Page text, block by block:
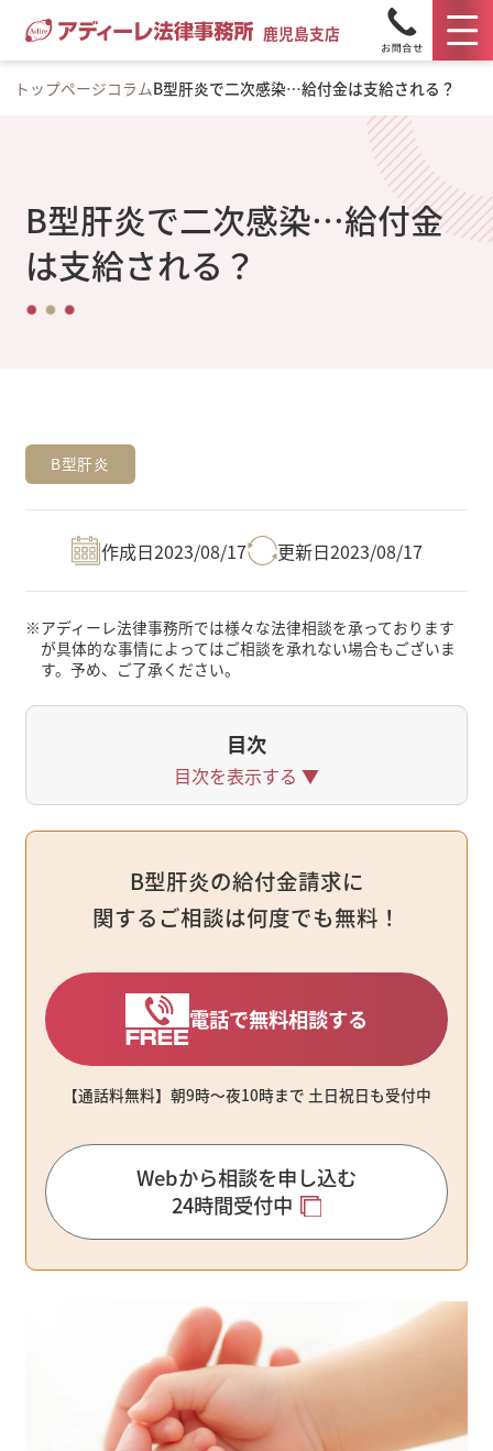
鹿児島支店
トップページコラムB型肝炎で二次感染…給付金は支給される？
B型肝炎で二次感染…給付金
は支給される？
B型肝炎
作成日2023/08/17 更新日2023/08/17
※アディーレ法律事務所では様々な法律相談を承っております
が具体的な事情によってはご相談を承れない場合もございま
す。予め、ご了承ください。
目次
目次を表示する ▼
B型肝炎の給付金請求に
関するご相談は何度でも無料！
電話で無料相談する
【通話料無料】朝9時〜夜10時まで ⼟⽇祝⽇も受付中
Webから相談を申し込む
24時間受付中